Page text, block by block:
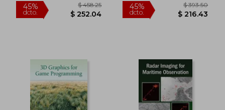
Conference on
Geodes (en Inglés)